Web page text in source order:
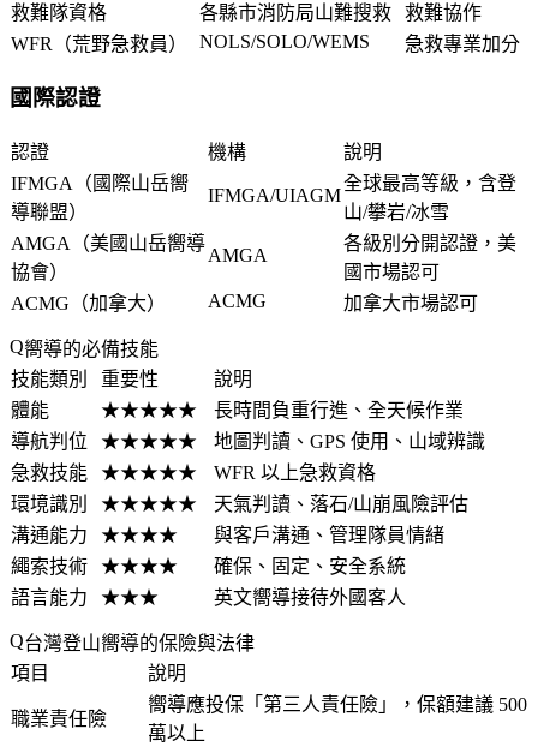
救難隊資格
各縣市消防局山難搜救
救難協作
WFR（荒野急救員）
NOLS/SOLO/WEMS 急救專業加分
國際認證
認證 機構
說明
IFMGA（國際山岳嚮
導聯盟）
IFMGA/UIAGM
全球最高等級，含登
山/攀岩/冰雪
AMGA（美國山岳嚮導
協會）
AMGA
各級別分開認證，美
國市場認可
ACMG（加拿大）
ACMG 加拿大市場認可
嚮導的必備技能
技能類別
重要性
說明
體能
★★★★★
長時間負重行進、全天候作業
導航判位
★★★★★
地圖判讀、GPS 使用、山域辨識
急救技能
★★★★★
WFR 以上急救資格
環境識別
★★★★★
天氣判讀、落石/山崩風險評估
溝通能力
★★★★
與客戶溝通、管理隊員情緒
繩索技術
★★★★
確保、固定、安全系統
語言能力
★★★ 英文嚮導接待外國客人
台灣登山嚮導的保險與法律
項目
說明
職業責任險
嚮導應投保「第三人責任險」，保額建議 500
萬以上